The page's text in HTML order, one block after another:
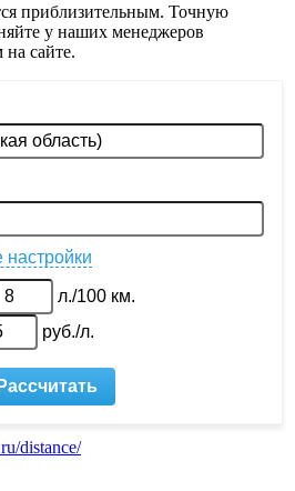
приблизительным. Точную
у наших менеджеров
сайте.
distance/